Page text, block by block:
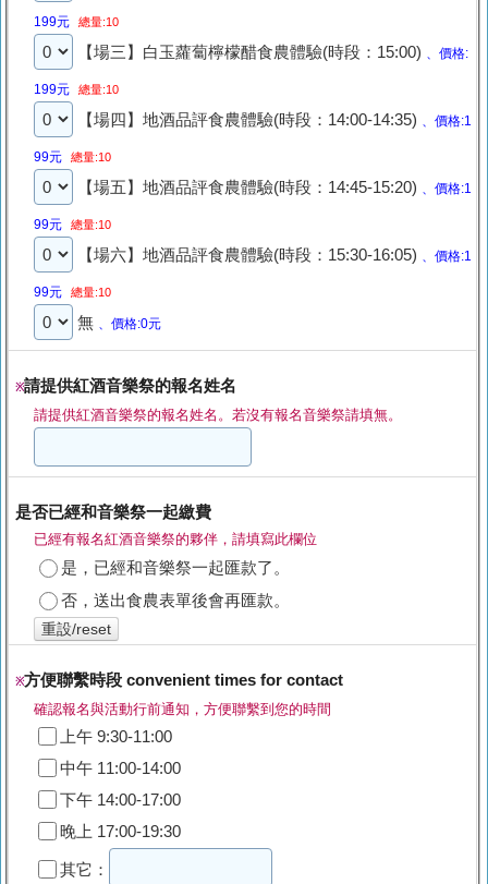
199元 總量:10
【場三】白玉蘿蔔檸檬醋食農體驗(時段：15:00) 、價格:
199元 總量:10
【場四】地酒品評食農體驗(時段：14:00-14:35) 、價格:1
99元 總量:10
【場五】地酒品評食農體驗(時段：14:45-15:20) 、價格:1
99元 總量:10
【場六】地酒品評食農體驗(時段：15:30-16:05) 、價格:1
99元 總量:10
無 、價格:0元
※請提供紅酒音樂祭的報名姓名
請提供紅酒音樂祭的報名姓名。若沒有報名音樂祭請填無。
是否已經和音樂祭一起繳費
已經有報名紅酒音樂祭的夥伴，請填寫此欄位
是，已經和音樂祭一起匯款了。
否，送出食農表單後會再匯款。
重設/reset
※方便聯繫時段 convenient times for contact
確認報名與活動行前通知，方便聯繫到您的時間
上午 9:30-11:00
中午 11:00-14:00
下午 14:00-17:00
晚上 17:00-19:30
其它：